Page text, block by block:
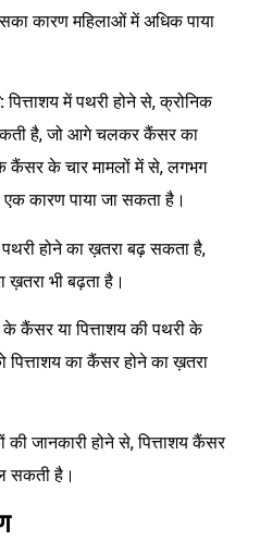
कारण महिलाओं में अधिक पाया
पित्ताशय में पथरी होने से, क्रोनिक
है, जो आगे चलकर कैंसर का
कैंसर के चार मामलों में से, लगभग
एक कारण पाया जा सकता है।
पथरी होने का ख़तरा बढ़ सकता है,
भी बढ़ता है।
के कैंसर या पित्ताशय की पथरी के
पित्ताशय का कैंसर होने का ख़तरा
जानकारी होने से, पित्ताशय कैंसर
सकती है।